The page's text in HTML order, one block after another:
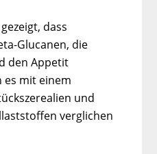
dass
Glucanen, die
den Appetit
es mit einem
und
verglichen